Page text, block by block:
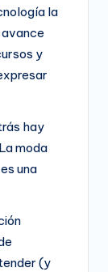
la
y
hay
moda
una
(y